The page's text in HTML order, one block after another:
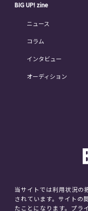
BIG UP! zine
ニュース
コラム
インタビュー
オーディション
当サイトでは利用状況の
されています。サイトの
たことになります。 プラ